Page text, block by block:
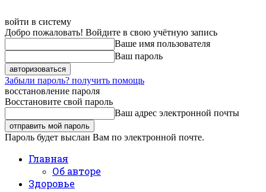
войти в систему
Добро пожаловать! Войдите в свою учётную запись
Ваше имя пользователя
Ваш пароль
Забыли пароль? получить помощь
восстановление пароля
Восстановите свой пароль
Ваш адрес электронной почты
Пароль будет выслан Вам по электронной почте.
Главная
Об авторе
Здоровье